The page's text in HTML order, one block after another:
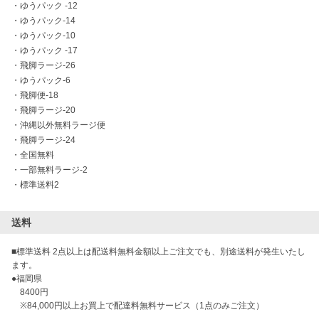
・ ゆうパック -12
・ ゆうパック-14
・ ゆうパック-10
・ ゆうパック -17
・ 飛脚ラージ-26
・ ゆうパック-6
・ 飛脚便-18
・ 飛脚ラージ-20
・ 沖縄以外無料ラージ便
・ 飛脚ラージ-24
・ 全国無料
・ 一部無料ラージ-2
・ 標準送料2
送料
■標準送料 2点以上は配送料無料金額以上ご注文でも、別途送料が発生いたし
ます。
●福岡県
8400円
※84,000円以上お買上で配達料無料サービス（1点のみご注文）